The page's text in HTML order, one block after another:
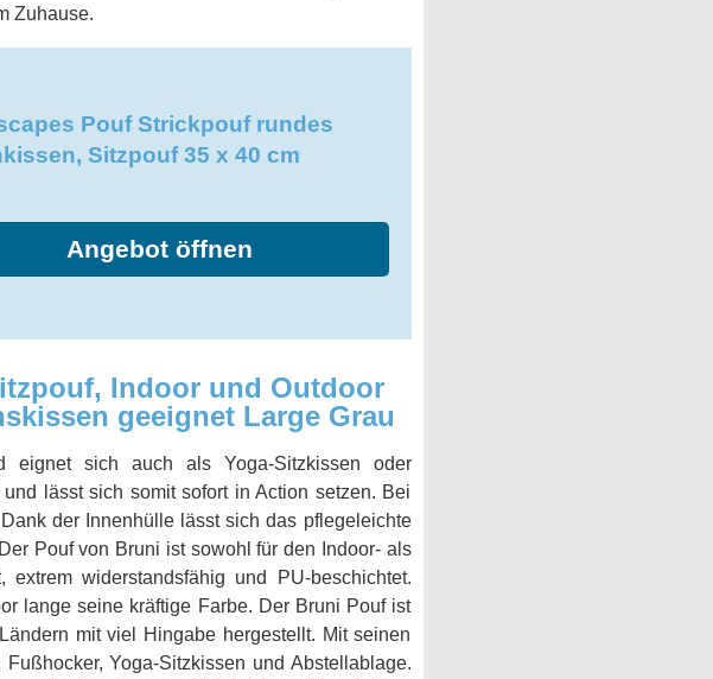
Zuhause.
Pouf Strickpouf rundes
Sitzpouf 35 x 40 cm
Angebot öffnen
Indoor und Outdoor
geeignet Large Grau
eignet sich auch als Yoga-Sitzkissen oder
lässt sich somit sofort in Action setzen. Bei
der Innenhülle lässt sich das pflegeleichte
Pouf von Bruni ist sowohl für den Indoor- als
widerstandsfähig und PU-beschichtet.
lange seine kräftige Farbe. Der Bruni Pouf ist
mit viel Hingabe hergestellt. Mit seinen
Yoga-Sitzkissen und Abstellablage.